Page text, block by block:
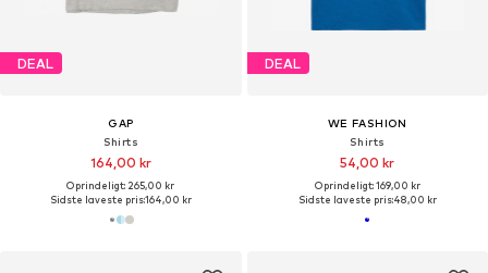
DEAL
GAP
Shirts
164,00 kr
Oprindeligt: 265,00 kr
Sidste laveste pris:164,00 kr
DEAL
WE FASHION
Shirts
54,00 kr
Oprindeligt: 169,00 kr
Sidste laveste pris:48,00 kr